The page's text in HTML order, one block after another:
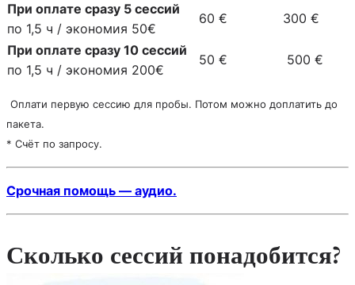
При оплате сразу 5 сессий
по 1,5 ч / экономия 50€
60 €
300 €
При оплате сразу 10 сессий
по 1,5 ч / экономия 200€
50 € 500 €
Оплати первую сессию для пробы. Потом можно доплатить до
пакета.
* Счёт по запросу.
Срочная помощь — аудио.
Сколько сессий понадобится?